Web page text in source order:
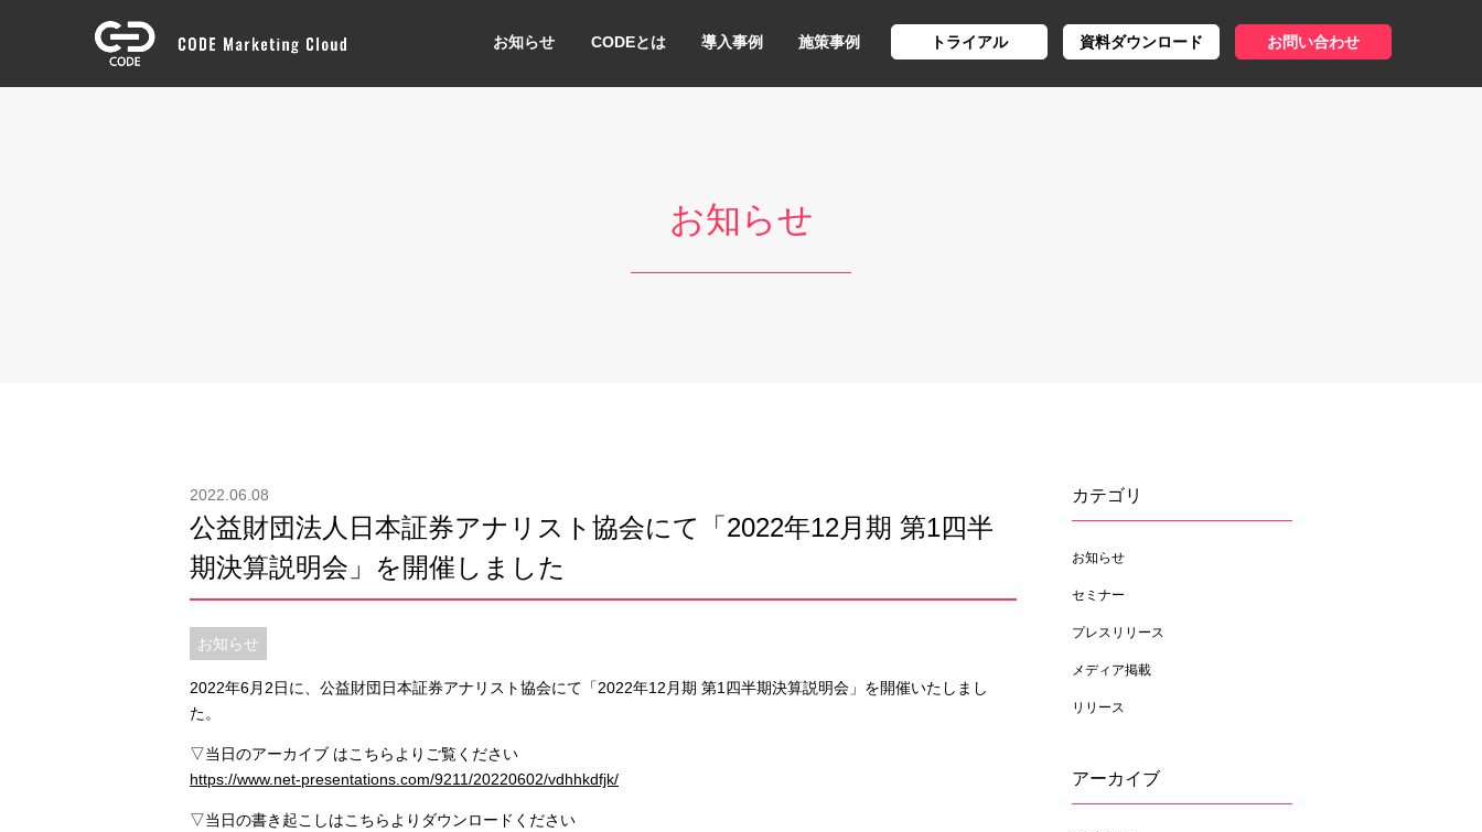
お知らせ CODEとは 導入事例 施策事例 トライアル 資料ダウンロード お問い合わせ
お知らせ
2022.06.08
公益財団法人日本証券アナリスト協会にて「2022年12月期 第1四半
期決算説明会」を開催しました
お知らせ
2022年6月2日に、公益財団日本証券アナリスト協会にて「2022年12月期 第1四半期決算説明会」を開催いたしまし
た。
▽当日のアーカイブ はこちらよりご覧ください
https://www.net-presentations.com/9211/20220602/vdhhkdfjk/
▽当日の書き起こしはこちらよりダウンロードください
カテゴリ
お知らせ
セミナー
プレスリリース
メディア掲載
リリース
アーカイブ